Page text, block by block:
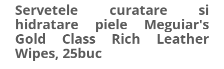
Servetele curatare si
hidratare piele Meguiar's
Gold Class Rich Leather
Wipes, 25buc